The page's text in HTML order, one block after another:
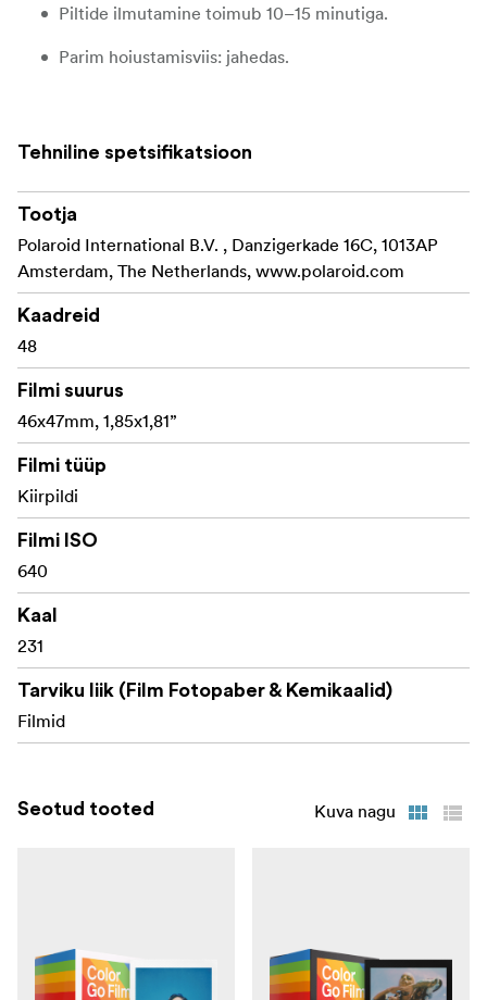
Piltide ilmutamine toimub 10–15 minutiga.
Parim hoiustamisviis: jahedas.
Tehniline spetsifikatsioon
Tootja
Polaroid International B.V. , Danzigerkade 16C, 1013AP
Amsterdam, The Netherlands, www.polaroid.com
Kaadreid
48
Filmi suurus
46x47mm, 1,85x1,81”
Filmi tüüp
Kiirpildi
Filmi ISO
640
Kaal
231
Tarviku liik (Film Fotopaber & Kemikaalid)
Filmid
Seotud tooted Kuva nagu